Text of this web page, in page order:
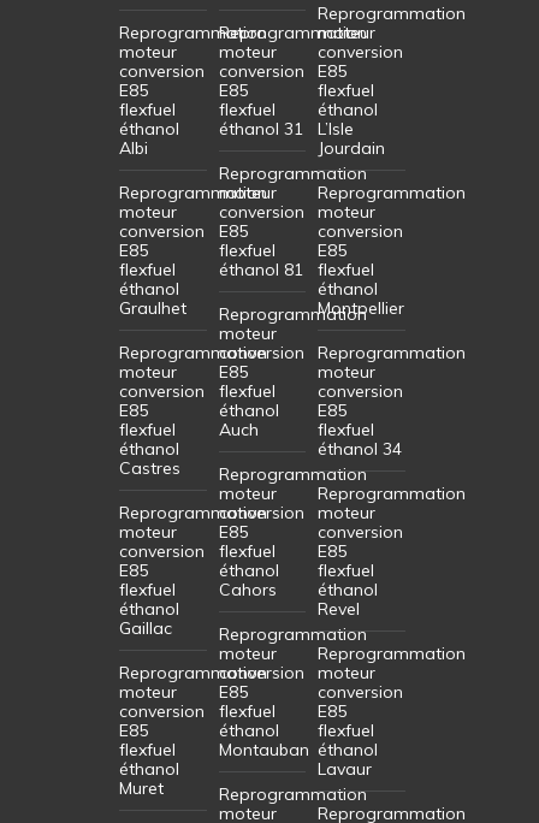
Reprogrammation
moteur
conversion
E85
flexfuel
éthanol
Albi
Reprogrammation
moteur
conversion
E85
flexfuel
éthanol
Graulhet
Reprogrammation
moteur
conversion
E85
flexfuel
éthanol
Castres
Reprogrammation
moteur
conversion
E85
flexfuel
éthanol
Gaillac
Reprogrammation
moteur
conversion
E85
flexfuel
éthanol
Muret
Reprogrammation
moteur
conversion
E85
flexfuel
éthanol 31
Reprogrammation
moteur
conversion
E85
flexfuel
éthanol 81
Reprogrammation
moteur
conversion
E85
flexfuel
éthanol
Auch
Reprogrammation
moteur
conversion
E85
flexfuel
éthanol
Cahors
Reprogrammation
moteur
conversion
E85
flexfuel
éthanol
Montauban
Reprogrammation
moteur
Reprogrammation
moteur
conversion
E85
flexfuel
éthanol
L’Isle
Jourdain
Reprogrammation
moteur
conversion
E85
flexfuel
éthanol
Montpellier
Reprogrammation
moteur
conversion
E85
flexfuel
éthanol 34
Reprogrammation
moteur
conversion
E85
flexfuel
éthanol
Revel
Reprogrammation
moteur
conversion
E85
flexfuel
éthanol
Lavaur
Reprogrammation